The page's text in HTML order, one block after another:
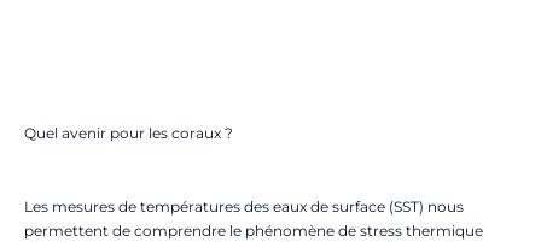
Quel avenir pour les coraux ?
Les mesures de températures des eaux de surface (SST) nous
permettent de comprendre le phénomène de stress thermique